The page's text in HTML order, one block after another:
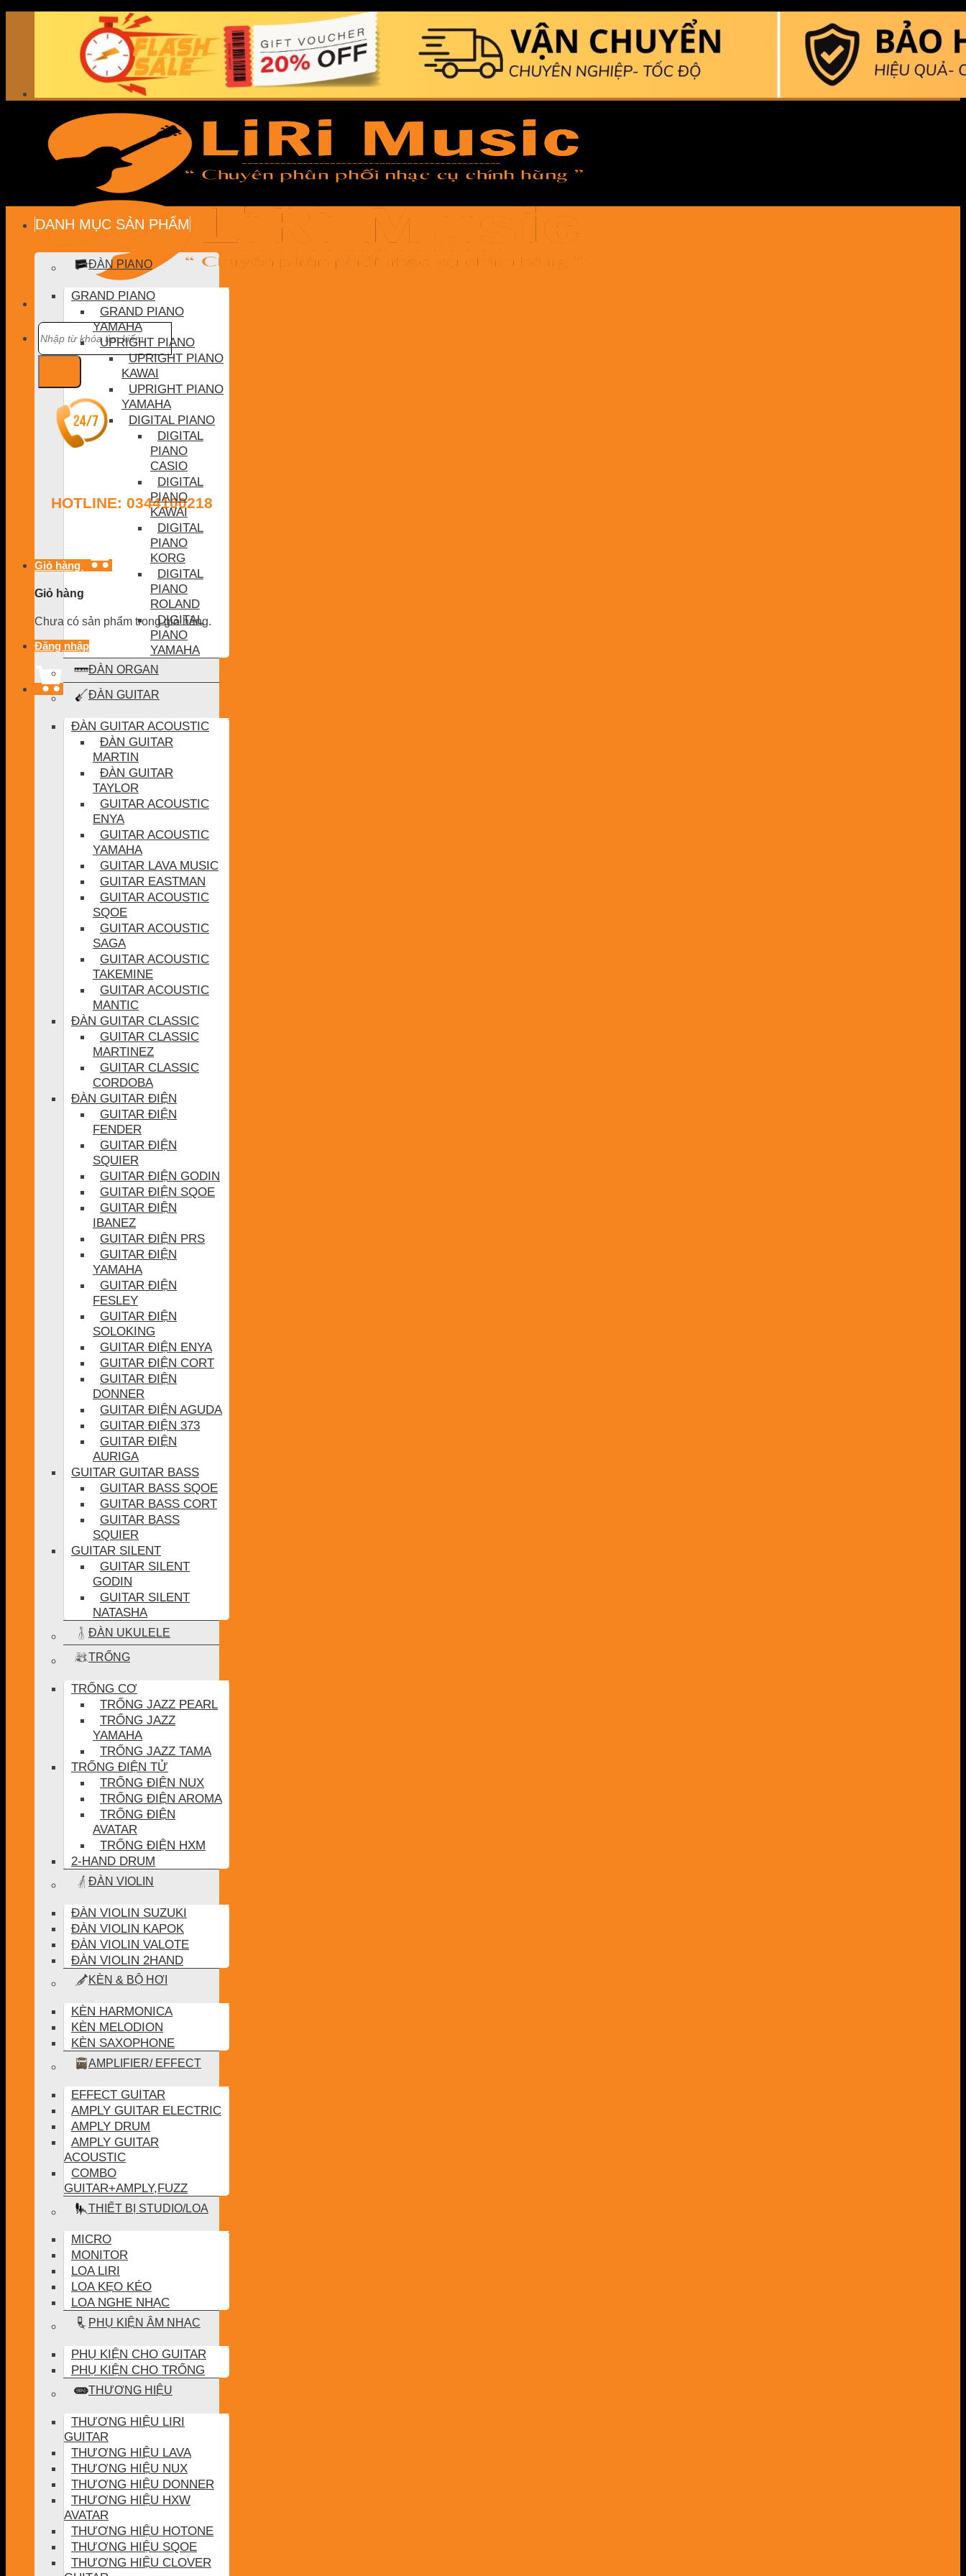
Tìm
kiếm:
HOTLINE: 0344100218
Giỏ hàng
Giỏ hàng
Chưa có sản phẩm trong giỏ hàng.
Đăng nhập
DANH MỤC SẢN PHẨM
ĐÀN PIANO
GRAND PIANO
GRAND PIANO
YAMAHA
UPRIGHT PIANO
UPRIGHT PIANO
KAWAI
UPRIGHT PIANO
YAMAHA
DIGITAL PIANO
DIGITAL
PIANO
CASIO
DIGITAL
PIANO
KAWAI
DIGITAL
PIANO
KORG
DIGITAL
PIANO
ROLAND
DIGITAL
PIANO
YAMAHA
ĐÀN ORGAN
ĐÀN GUITAR
ĐÀN GUITAR ACOUSTIC
ĐÀN GUITAR
MARTIN
ĐÀN GUITAR
TAYLOR
GUITAR ACOUSTIC
ENYA
GUITAR ACOUSTIC
YAMAHA
GUITAR LAVA MUSIC
GUITAR EASTMAN
GUITAR ACOUSTIC
SQOE
GUITAR ACOUSTIC
SAGA
GUITAR ACOUSTIC
TAKEMINE
GUITAR ACOUSTIC
MANTIC
ĐÀN GUITAR CLASSIC
GUITAR CLASSIC
MARTINEZ
GUITAR CLASSIC
CORDOBA
ĐÀN GUITAR ĐIỆN
GUITAR ĐIỆN
FENDER
GUITAR ĐIỆN
SQUIER
GUITAR ĐIỆN GODIN
GUITAR ĐIỆN SQOE
GUITAR ĐIỆN
IBANEZ
GUITAR ĐIỆN PRS
GUITAR ĐIỆN
YAMAHA
GUITAR ĐIỆN
FESLEY
GUITAR ĐIỆN
SOLOKING
GUITAR ĐIỆN ENYA
GUITAR ĐIỆN CORT
GUITAR ĐIỆN
DONNER
GUITAR ĐIỆN AGUDA
GUITAR ĐIỆN 373
GUITAR ĐIỆN
AURIGA
GUITAR GUITAR BASS
GUITAR BASS SQOE
GUITAR BASS CORT
GUITAR BASS
SQUIER
GUITAR SILENT
GUITAR SILENT
GODIN
GUITAR SILENT
NATASHA
ĐÀN UKULELE
TRỐNG
TRỐNG CƠ
TRỐNG JAZZ PEARL
TRỐNG JAZZ
YAMAHA
TRỐNG JAZZ TAMA
TRỐNG ĐIỆN TỬ
TRỐNG ĐIỆN NUX
TRỐNG ĐIỆN AROMA
TRỐNG ĐIỆN
AVATAR
TRỐNG ĐIỆN HXM
2-HAND DRUM
ĐÀN VIOLIN
ĐÀN VIOLIN SUZUKI
ĐÀN VIOLIN KAPOK
ĐÀN VIOLIN VALOTE
ĐÀN VIOLIN 2HAND
KÈN & BỘ HƠI
KÈN HARMONICA
KÈN MELODION
KÈN SAXOPHONE
AMPLIFIER/ EFFECT
EFFECT GUITAR
AMPLY GUITAR ELECTRIC
AMPLY DRUM
AMPLY GUITAR
ACOUSTIC
COMBO
GUITAR+AMPLY,FUZZ
THIẾT BỊ STUDIO/LOA
MICRO
MONITOR
LOA LIRI
LOA KẸO KÉO
LOA NGHE NHẠC
PHỤ KIỆN ÂM NHẠC
PHỤ KIỆN CHO GUITAR
PHỤ KIỆN CHO TRỐNG
THƯƠNG HIỆU
THƯƠNG HIỆU LIRI
GUITAR
THƯƠNG HIỆU LAVA
THƯƠNG HIỆU NUX
THƯƠNG HIỆU DONNER
THƯƠNG HIỆU HXW
AVATAR
THƯƠNG HIỆU HOTONE
THƯƠNG HIỆU SQOE
THƯƠNG HIỆU CLOVER